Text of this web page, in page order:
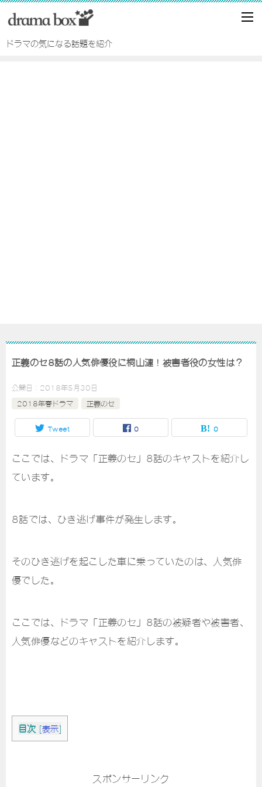
ドラマの気になる話題を紹介
正義のセ8話の人気俳優役に桐山漣！被害者役の女性は？
公開日： 2018年5月30日
2018年春ドラマ
正義のセ
Tweet 0 0
ここでは、ドラマ「正義のセ」8話のキャストを紹介し
ています。
8話では、ひき逃げ事件が発生します。
そのひき逃げを起こした車に乗っていたのは、人気俳
優でした。
ここでは、ドラマ「正義のセ」8話の被疑者や被害者、
人気俳優などのキャストを紹介します。
目次 [表示]
スポンサーリンク